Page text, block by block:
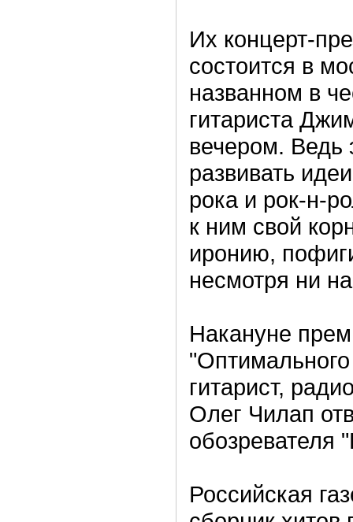
Их концерт-
состоится в
названном в
гитариста
вечером. Ведь
развивать
рока и рок-н-
к ним свой
иронию,
несмотря ни
Накануне
гитарист,
Олег Чилап
обозревателя
Российская